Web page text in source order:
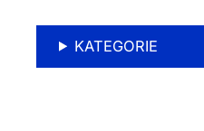
KATEGORIE